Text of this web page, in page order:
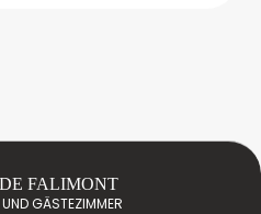
FALIMONT
GÄSTEZIMMER